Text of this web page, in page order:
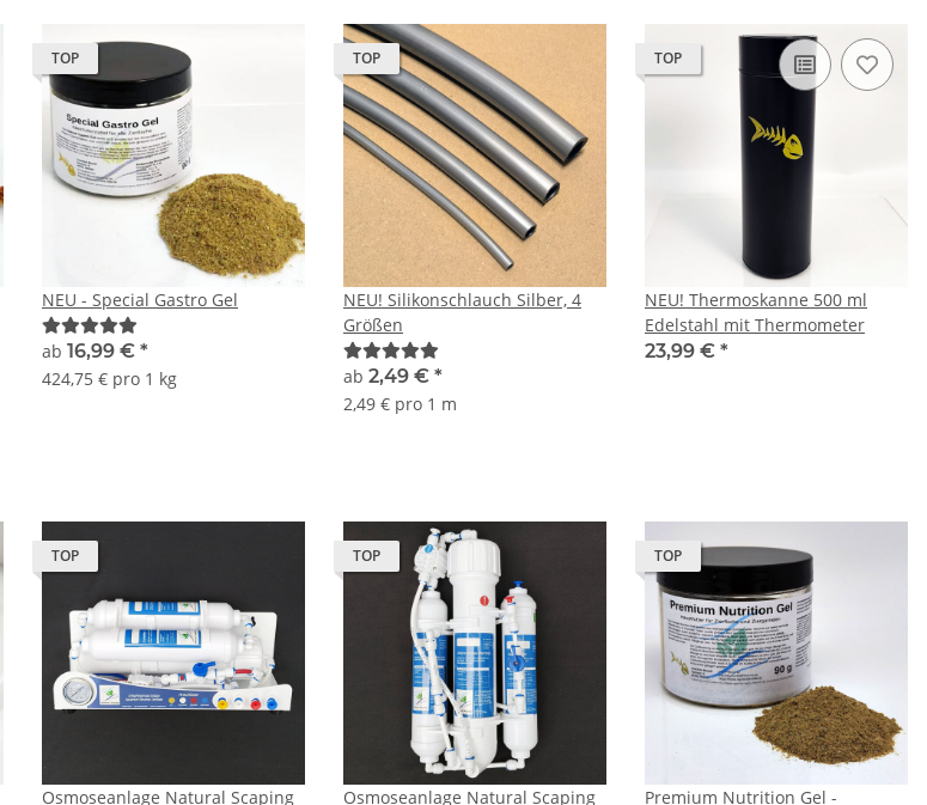
TOP
NEU - Special Gastro Gel
ab 16,99 € *
424,75 € pro 1 kg
TOP
NEU! Silikonschlauch Silber, 4
Größen
ab 2,49 € *
2,49 € pro 1 m
TOP
NEU! Thermoskanne 500 ml
Edelstahl mit Thermometer
23,99 € *
TOP
Osmoseanlage Natural Scaping
TOP
Osmoseanlage Natural Scaping
TOP
Premium Nutrition Gel -